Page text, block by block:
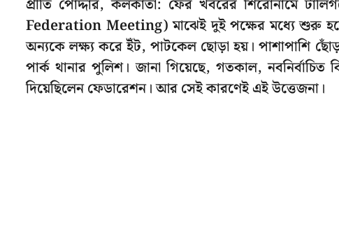
প্রীতি পোদ্দার, কলকাতা: ফের খবরের শিরোনামে
Federation Meeting) মাঝেই দুই পক্ষের মধ্যে শুরু হয়ে
অন্যকে লক্ষ্য করে ইঁট, পাটকেল ছোড়া হয়। পাশাপাশি
পার্ক থানার পুলিশ। জানা গিয়েছে, গতকাল,
দিয়েছিলেন ফেডারেশন। আর সেই কারণেই এই উত্তেজনা।